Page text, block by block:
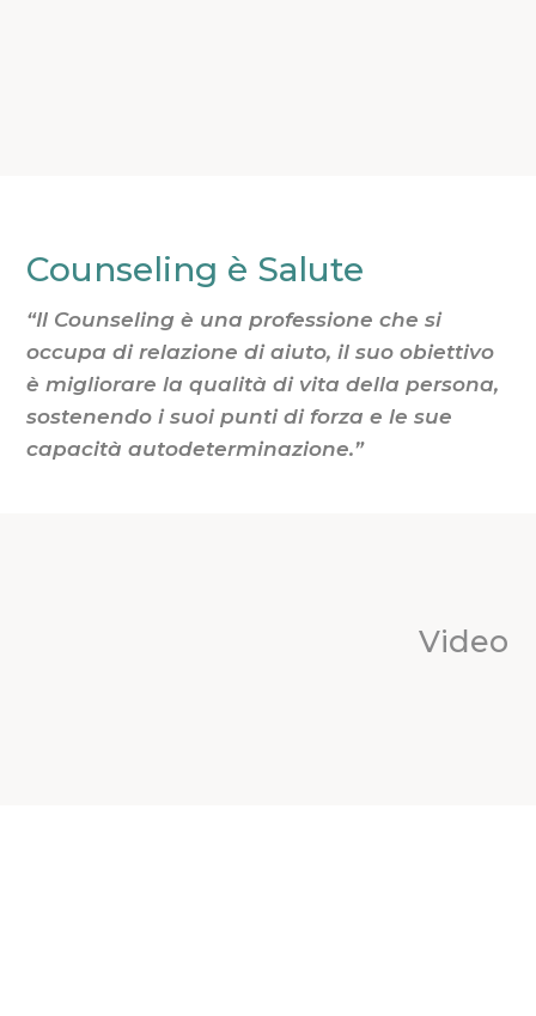
Counseling è Salute
“Il Counseling è una professione che si
occupa di relazione di aiuto, il suo obiettivo
è migliorare la qualità di vita della persona,
sostenendo i suoi punti di forza e le sue
capacità autodeterminazione.”
Video